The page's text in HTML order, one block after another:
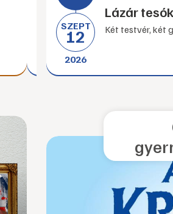
SZEPT
01
2026
Világjáró -
SZEPT
12
2026
Lázár tesók
Két testvér, két